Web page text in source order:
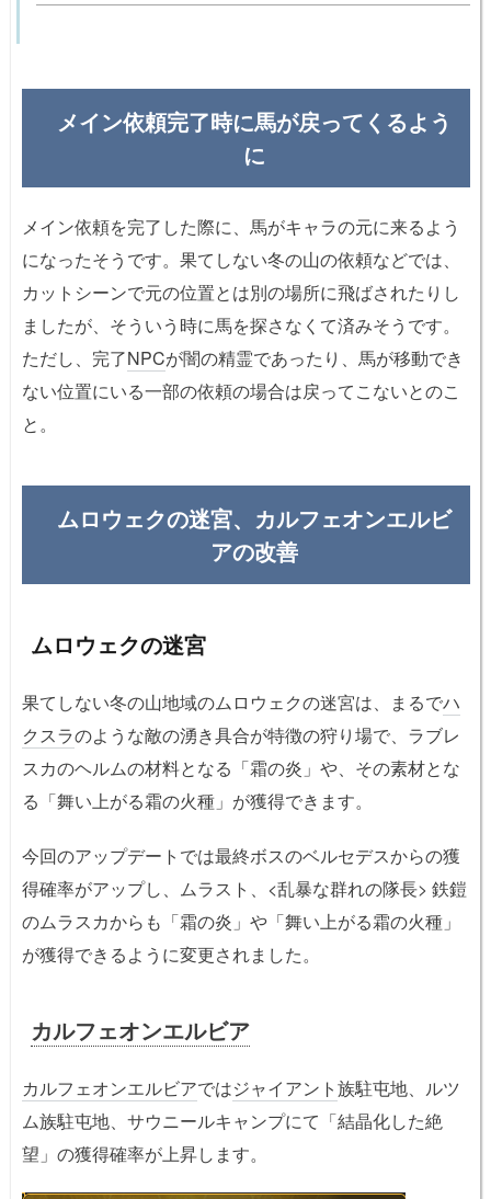
メイン依頼完了時に馬が戻ってくるよう
に
メイン依頼を完了した際に、馬がキャラの元に来るよう
になったそうです。果てしない冬の山の依頼などでは、
カットシーンで元の位置とは別の場所に飛ばされたりし
ましたが、そういう時に馬を探さなくて済みそうです。
ただし、完了NPCが闇の精霊であったり、馬が移動でき
ない位置にいる一部の依頼の場合は戻ってこないとのこ
と。
ムロウェクの迷宮、カルフェオンエルビ
アの改善
ムロウェクの迷宮
果てしない冬の山地域のムロウェクの迷宮は、まるでハ
クスラのような敵の湧き具合が特徴の狩り場で、ラブレ
スカのヘルムの材料となる「霜の炎」や、その素材とな
る「舞い上がる霜の火種」が獲得できます。
今回のアップデートでは最終ボスのベルセデスからの獲
得確率がアップし、ムラスト、<乱暴な群れの隊長> 鉄鎧
のムラスカからも「霜の炎」や「舞い上がる霜の火種」
が獲得できるように変更されました。
カルフェオンエルビア
カルフェオンエルビアではジャイアント族駐屯地、ルツ
ム族駐屯地、サウニールキャンプにて「結晶化した絶
望」の獲得確率が上昇します。